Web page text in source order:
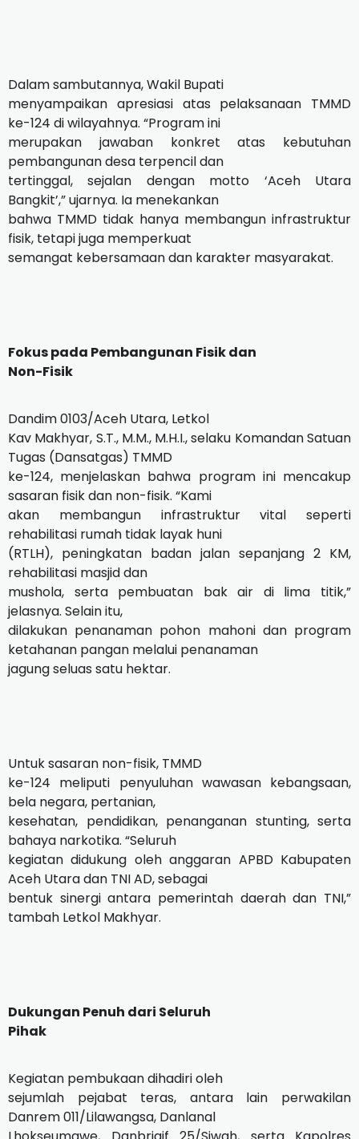
Dalam sambutannya, Wakil Bupati
menyampaikan apresiasi atas pelaksanaan TMMD
ke-124 di wilayahnya. “Program ini
merupakan jawaban konkret atas kebutuhan
pembangunan desa terpencil dan
tertinggal, sejalan dengan motto ‘Aceh Utara
Bangkit’,” ujarnya. Ia menekankan
bahwa TMMD tidak hanya membangun infrastruktur
fisik, tetapi juga memperkuat
semangat kebersamaan dan karakter masyarakat.
Fokus pada Pembangunan Fisik dan
Non-Fisik
Dandim 0103/Aceh Utara, Letkol
Kav Makhyar, S.T., M.M., M.H.I., selaku Komandan Satuan
Tugas (Dansatgas) TMMD
ke-124, menjelaskan bahwa program ini mencakup
sasaran fisik dan non-fisik. “Kami
akan membangun infrastruktur vital seperti
rehabilitasi rumah tidak layak huni
(RTLH), peningkatan badan jalan sepanjang 2 KM,
rehabilitasi masjid dan
mushola, serta pembuatan bak air di lima titik,”
jelasnya. Selain itu,
dilakukan penanaman pohon mahoni dan program
ketahanan pangan melalui penanaman
jagung seluas satu hektar.
Untuk sasaran non-fisik, TMMD
ke-124 meliputi penyuluhan wawasan kebangsaan,
bela negara, pertanian,
kesehatan, pendidikan, penanganan stunting, serta
bahaya narkotika. “Seluruh
kegiatan didukung oleh anggaran APBD Kabupaten
Aceh Utara dan TNI AD, sebagai
bentuk sinergi antara pemerintah daerah dan TNI,”
tambah Letkol Makhyar.
Dukungan Penuh dari Seluruh
Pihak
Kegiatan pembukaan dihadiri oleh
sejumlah pejabat teras, antara lain perwakilan
Danrem 011/Lilawangsa, Danlanal